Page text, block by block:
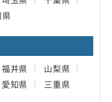
県
福井県
山梨県
愛知県 三重県